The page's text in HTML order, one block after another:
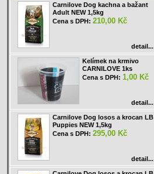
Carnilove Dog kachna a bažant
Adult NEW 1,5kg
Cena s DPH: 210,00 Kč
detail...
Kelímek na krmivo
CARNILOVE 1ks
Cena s DPH: 1,00 Kč
detail...
Carnilove Dog losos a krocan LB
Puppies NEW 1,5kg
Cena s DPH: 295,00 Kč
detail...